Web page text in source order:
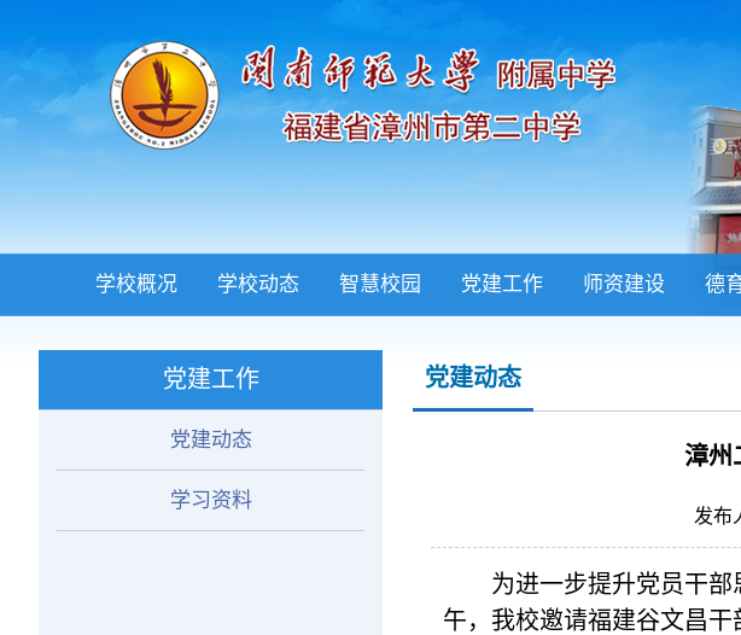
学校概况 学校动态 智慧校园 党建工作 师资建设 德
党建工作
党建动态
学习资料
党建动态
漳州
发布
为进一步提升党员干
午，我校邀请福建谷文昌